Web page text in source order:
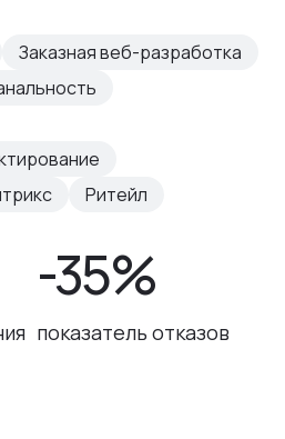
Заказная веб-разработка
Ритейл
-35%
показатель отказов